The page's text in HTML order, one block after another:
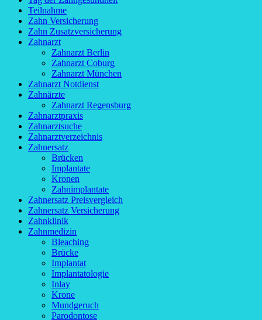
Teilnahme
Zahn Versicherung
Zahn Zusatzversicherung
Zahnarzt
Zahnarzt Berlin
Zahnarzt Coburg
Zahnarzt München
Zahnarzt Notdienst
Zahnärzte
Zahnarzt Regensburg
Zahnarztpraxis
Zahnarztsuche
Zahnarztverzeichnis
Zahnersatz
Brücken
Implantate
Kronen
Zahnimplantate
Zahnersatz Preisvergleich
Zahnersatz Versicherung
Zahnklinik
Zahnmedizin
Bleaching
Brücke
Implantat
Implantatologie
Inlay
Krone
Mundgeruch
Parodontose